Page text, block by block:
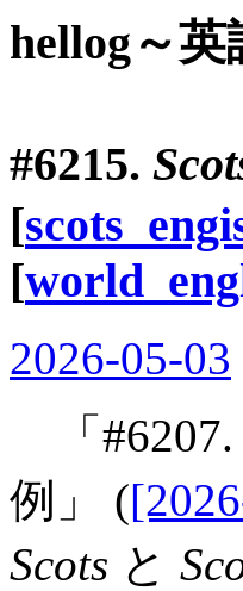
hellog～
#6215.
[
[
2026-05-03
「
例」 (
Scots と